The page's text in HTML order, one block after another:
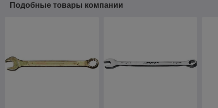
Подобные товары компании